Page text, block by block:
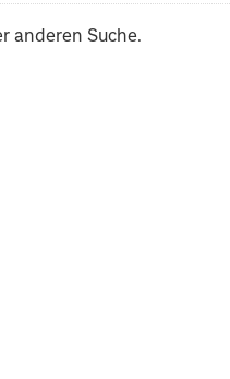
anderen Suche.